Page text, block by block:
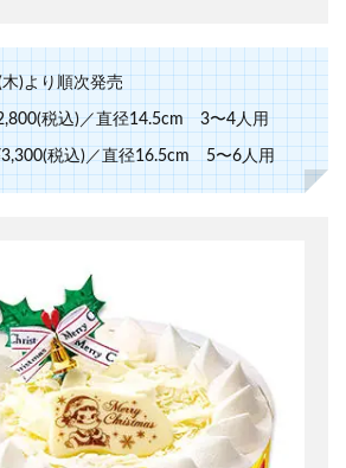
)より順次発売
税込)／直径14.5cm 3〜4人用
税込)／直径16.5cm 5〜6人用